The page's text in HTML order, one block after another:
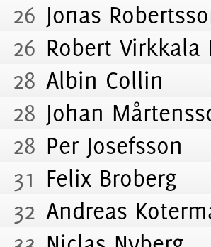
26 Jonas
26 Robert Virkkala
28 Albin Collin
28 Johan
28 Per Josefsson
31 Felix Broberg
32 Andreas